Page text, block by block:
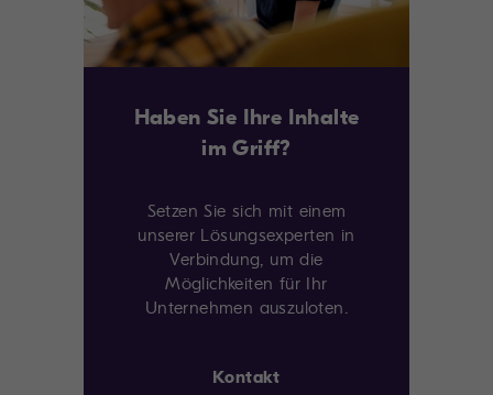
Haben Sie Ihre Inhalte
im Griff?
Setzen Sie sich mit einem
unserer Lösungsexperten in
Verbindung, um die
Möglichkeiten für Ihr
Unternehmen auszuloten.
Kontakt